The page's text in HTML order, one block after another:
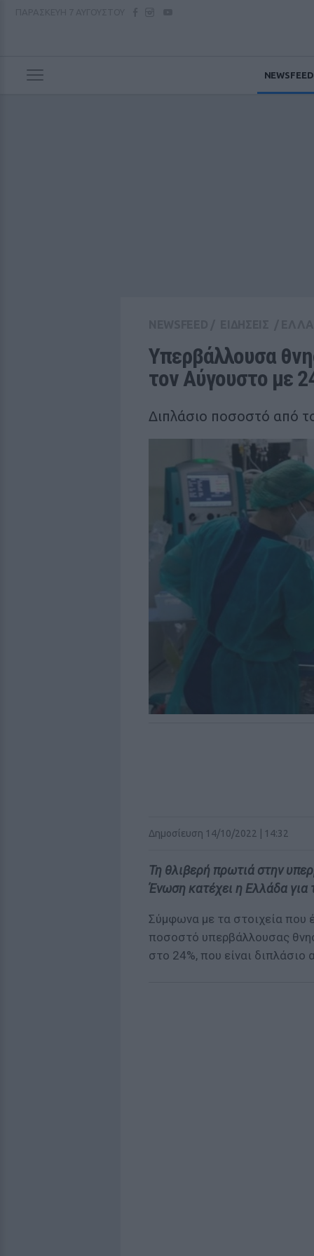
NEWSFEED
Υπερβάλλουσα
τον Αύγουστο με
Διπλάσιο ποσοστό από
Δημοσίευση 14/10/2022 | 14:32
Τη θλιβερή πρωτιά στην
Ένωση κατέχει η Ελλάδα για
Σύμφωνα με τα στοιχεία που
ποσοστό υπερβάλλουσας
στο 24%, που είναι